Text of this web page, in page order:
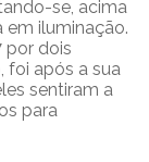
se, acima
em iluminação.
por dois
foi após a sua
sentiram a
para